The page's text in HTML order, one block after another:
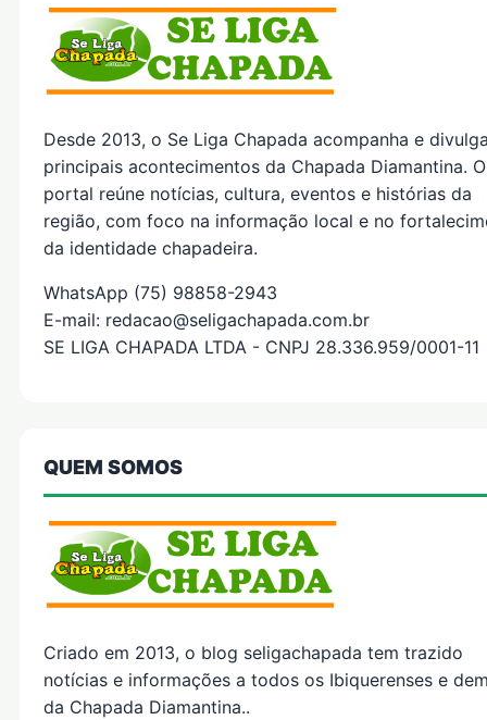
Desde 2013, o Se Liga Chapada acompanha e
principais acontecimentos da Chapada Diamantina. O
portal reúne notícias, cultura, eventos e histórias da
região, com foco na informação local e no
da identidade chapadeira.
WhatsApp (75) 98858-2943
E-mail: redacao@seligachapada.com.br
SE LIGA CHAPADA LTDA - CNPJ 28.336.959/0001-11
QUEM SOMOS
Criado em 2013, o blog seligachapada tem trazido
notícias e informações a todos os Ibiquerenses e
da Chapada Diamantina..